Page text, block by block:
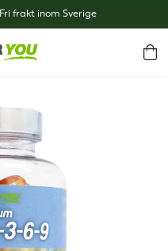
Fri frakt inom Sverige